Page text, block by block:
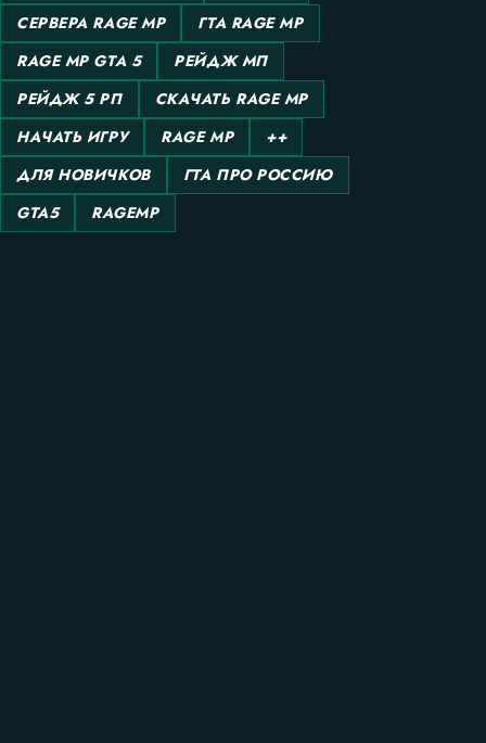
СЕРВЕРА RAGE MP
ГТА RAGE MP
RAGE MP GTA 5
РЕЙДЖ МП
РЕЙДЖ 5 РП
СКАЧАТЬ RAGE MP
НАЧАТЬ ИГРУ
RAGE MP
++
ДЛЯ НОВИЧКОВ
ГТА ПРО РОССИЮ
GTA5
RAGEMP